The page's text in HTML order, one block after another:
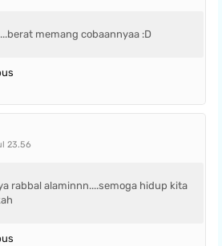
memang cobaannyaa :D
23.56
rabbal alaminnn....semoga hidup kita